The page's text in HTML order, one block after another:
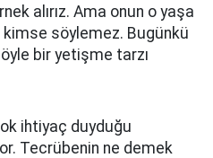
alırız. Ama onun o yaşa
söylemez. Bugünkü
bir yetişme tarzı
ihtiyaç duyduğu
Tecrübenin ne demek